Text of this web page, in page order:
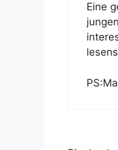
Eine